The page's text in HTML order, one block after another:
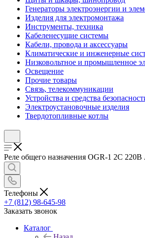
Генераторы электроэнергии и
Изделия для электромонтажа
Инструменты, техника
Кабеленесущие системы
Кабели, провода и аксессуары
Климатические и инженерные
Низковольтное и промышленное
Освещение
Прочие товары
Связь, телекоммуникации
Устройства и средства
Электроустановочные изделия
Твердотопливные котлы
Реле общего назначения OGR-1 2C
Телефоны
+7 (812) 98-645-98
Заказать звонок
Каталог